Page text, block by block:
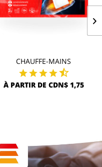
CHAUFFE-MAINS
À PARTIR DE CDN$ 1,75